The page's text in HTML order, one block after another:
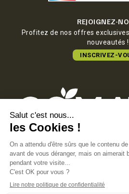
REJOIGNEZ-
Profitez de nos offres
nouveautés !
INSCRIVEZ-
COMATEC
Boulevard François-
11000 Carcassonne,